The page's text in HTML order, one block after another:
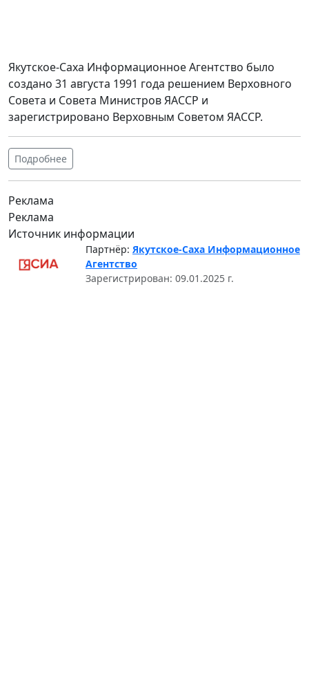
Якутское-Саха Информационное Агентство было
создано 31 августа 1991 года решением Верховного
Совета и Совета Министров ЯАССР и
зарегистрировано Верховным Советом ЯАССР.
Подробнее
Реклама
Реклама
Источник информации
Партнёр: Якутское-Саха Информационное
Агентство
Зарегистрирован: 09.01.2025 г.